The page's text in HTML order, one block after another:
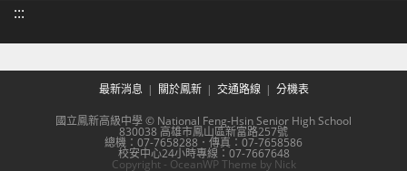
:::
最新消息 關於鳳新 交通路線 分機表
國立鳳新高級中學 © National Feng-Hsin Senior High School
830038 高雄市鳳山區新富路257號
總機：07-7658288．傳真：07-7658586
校安中心24小時專線：07-7667648
Copyright - OceanWP Theme by Nick